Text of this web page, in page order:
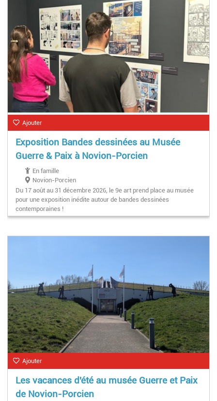
Ajouter
Exposition Bandes dessinées au Musée
Guerre & Paix à Novion-Porcien
En famille
Novion-Porcien
Du 17 août au 31 décembre 2026, le 9e art prend place au musée
pour une exposition inédite autour de bandes dessinées
contemporaines !
Ajouter
Les vacances d'été au musée Guerre et Paix
de Novion-Porcien